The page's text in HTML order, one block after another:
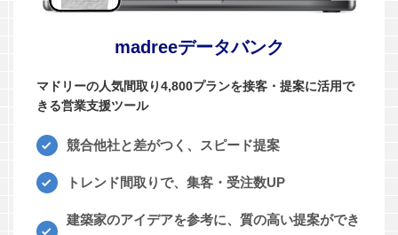
madreeデータバンク
マドリーの人気間取り4,800プランを接客・提案に活用で
きる営業支援ツール
競合他社と差がつく、スピード提案
トレンド間取りで、集客・受注数UP
建築家のアイデアを参考に、質の高い提案ができ